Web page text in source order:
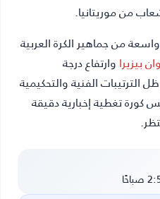
من موريتانيا.
من جماهير الكرة العربية
بيزيراوارتفاع درجة
الفنية والتحكيمية
كورةتغطية إخبارية دقيقة